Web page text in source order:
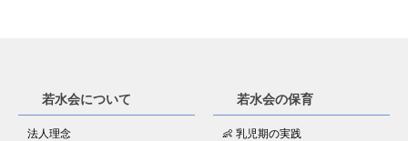
若水会について
法人理念
若水会の保育
👶 乳児期の実践